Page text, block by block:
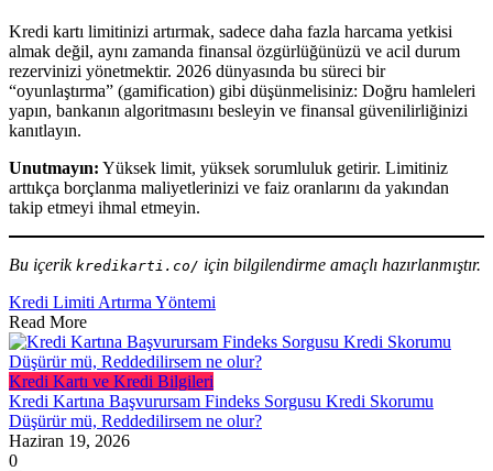
Kredi kartı limitinizi artırmak, sadece daha fazla harcama yetkisi
almak değil, aynı zamanda finansal özgürlüğünüzü ve acil durum
rezervinizi yönetmektir. 2026 dünyasında bu süreci bir
“oyunlaştırma” (gamification) gibi düşünmelisiniz: Doğru hamleleri
yapın, bankanın algoritmasını besleyin ve finansal güvenilirliğinizi
kanıtlayın.
Unutmayın: Yüksek limit, yüksek sorumluluk getirir. Limitiniz
arttıkça borçlanma maliyetlerinizi ve faiz oranlarını da yakından
takip etmeyi ihmal etmeyin.
Bu içerik kredikarti.co/ için bilgilendirme amaçlı hazırlanmıştır.
Kredi Limiti Artırma Yöntemi
Read More
Kredi Kartı ve Kredi Bilgileri
Kredi Kartına Başvurursam Findeks Sorgusu Kredi Skorumu
Düşürür mü, Reddedilirsem ne olur?
Haziran 19, 2026
0